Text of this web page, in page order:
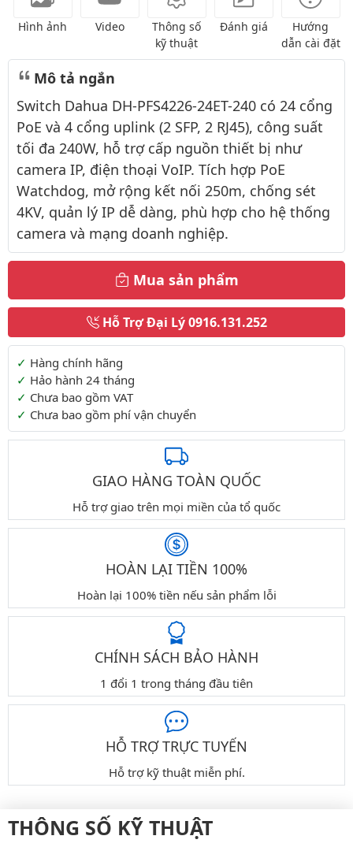
Hình ảnh Video
Thông số
kỹ thuật
Đánh giá
Hướng
dẫn cài đặt
Mô tả ngắn
Switch Dahua DH-PFS4226-24ET-240 có 24 cổng
PoE và 4 cổng uplink (2 SFP, 2 RJ45), công suất
tối đa 240W, hỗ trợ cấp nguồn thiết bị như
camera IP, điện thoại VoIP. Tích hợp PoE
Watchdog, mở rộng kết nối 250m, chống sét
4KV, quản lý IP dễ dàng, phù hợp cho hệ thống
camera và mạng doanh nghiệp.
Mua sản phẩm
Hỗ Trợ Đại Lý0916.131.252
Thông tin thêm
Hàng chính hãng
Hảo hành 24 tháng
Chưa bao gồm VAT
Chưa bao gồm phí vận chuyển
GIAO HÀNG TOÀN QUỐC
Hỗ trợ giao trên mọi miền của tổ quốc
HOÀN LẠI TIỀN 100%
Hoàn lại 100% tiền nếu sản phẩm lỗi
CHÍNH SÁCH BẢO HÀNH
1 đổi 1 trong tháng đầu tiên
HỖ TRỢ TRỰC TUYẾN
Hỗ trợ kỹ thuật miễn phí.
THÔNG SỐ KỸ THUẬT